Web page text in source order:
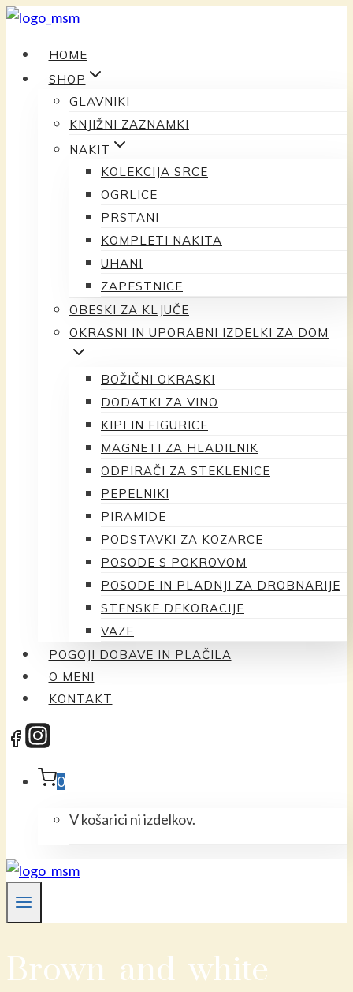
Preskoči
vsebinoHOME
SHOP
GLAVNIKI
KNJIŽNI ZAZNAMKI
NAKIT
KOLEKCIJA SRCE
OGRLICE
PRSTANI
KOMPLETI NAKITA
UHANI
ZAPESTNICE
OBESKI ZA KLJUČE
OKRASNI IN UPORABNI IZDELKI ZA DOM
BOŽIČNI OKRASKI
DODATKI ZA VINO
KIPI IN FIGURICE
MAGNETI ZA HLADILNIK
ODPIRAČI ZA STEKLENICE
PEPELNIKI
PIRAMIDE
PODSTAVKI ZA KOZARCE
POSODE S POKROVOM
POSODE IN PLADNJI ZA DROBNARIJE
STENSKE DEKORACIJE
VAZE
POGOJI DOBAVE IN PLAČILA
O MENI
KONTAKT
0
V košarici ni izdelkov.
Brown_and_white